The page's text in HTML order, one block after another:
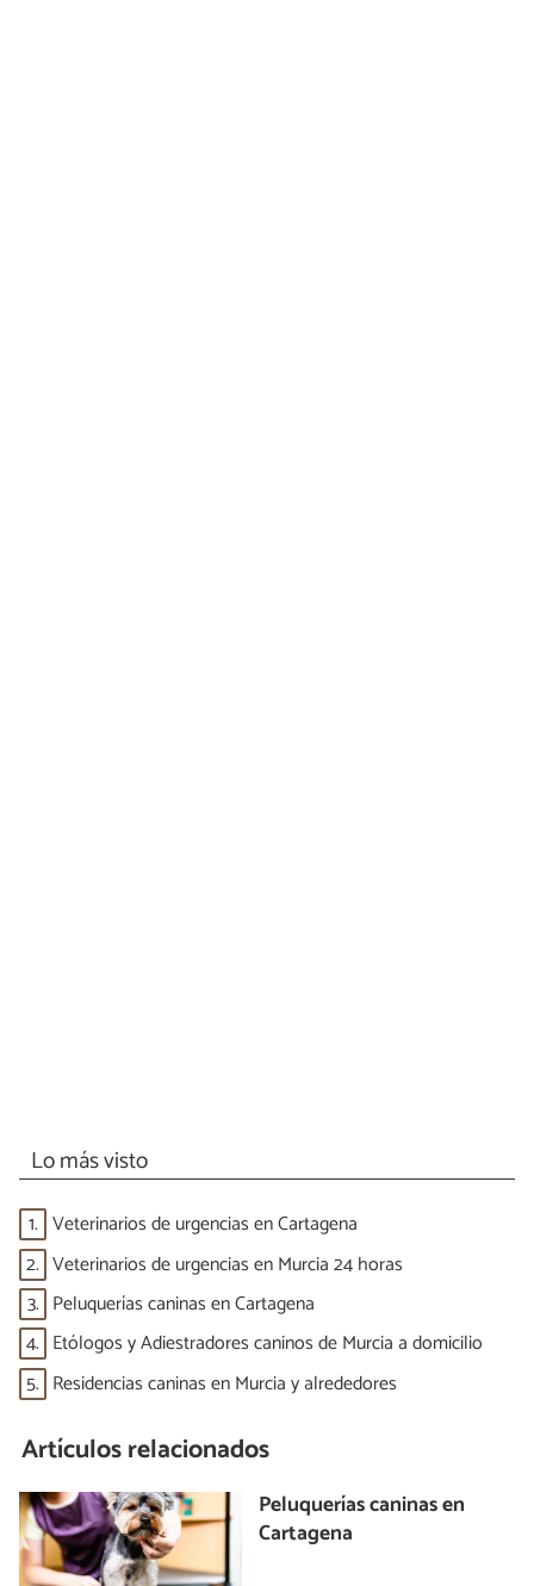
Lo más visto
1. Veterinarios de urgencias en Cartagena
2. Veterinarios de urgencias en Murcia 24 horas
3. Peluquerías caninas en Cartagena
4. Etólogos y Adiestradores caninos de Murcia a domicilio
5. Residencias caninas en Murcia y alrededores
Artículos relacionados
Peluquerías caninas en
Cartagena